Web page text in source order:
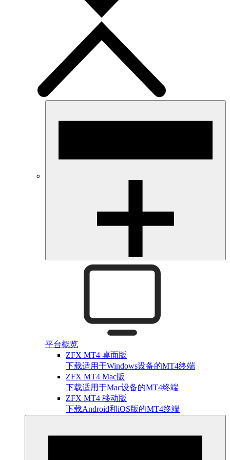
平台概览
ZFX MT4 桌面版
下载适用于Windows设备的MT4终端
ZFX MT4 Mac版
下载适用于Mac设备的MT4终端
ZFX MT4 移动版
下载Android和iOS版的MT4终端